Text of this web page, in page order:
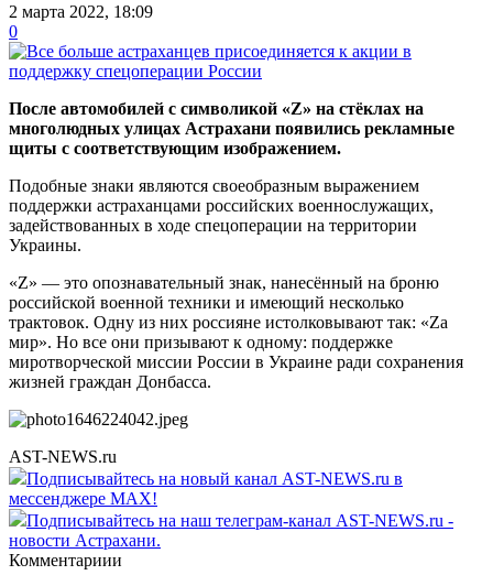
2 марта 2022, 18:09
0
После автомобилей с символикой «Z» на стёклах на
многолюдных улицах Астрахани появились рекламные
щиты с соответствующим изображением.
Подобные знаки являются своеобразным выражением
поддержки астраханцами российских военнослужащих,
задействованных в ходе спецоперации на территории
Украины.
«Z» — это опознавательный знак, нанесённый на броню
российской военной техники и имеющий несколько
трактовок. Одну из них россияне истолковывают так: «Zа
мир». Но все они призывают к одному: поддержке
миротворческой миссии России в Украине ради сохранения
жизней граждан Донбасса.
AST-NEWS.ru
Подписывайтесь на новый канал AST-NEWS.ru в
мессенджере MAX!
Подписывайтесь на наш телеграм-канал AST-NEWS.ru -
новости Астрахани.
Комментариии